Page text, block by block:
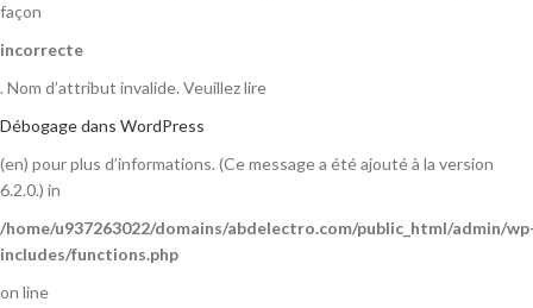
façon
incorrecte
. Nom d’attribut invalide. Veuillez lire
Débogage dans WordPress
(en) pour plus d’informations. (Ce message a été ajouté à la version
6.2.0.) in
/home/u937263022/domains/abdelectro.com/public_html/admin/
includes/functions.php
on line